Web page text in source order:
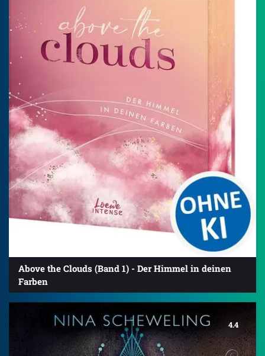
Above the Clouds (Band 1) - Der Himmel in deinen
Farben
4.4